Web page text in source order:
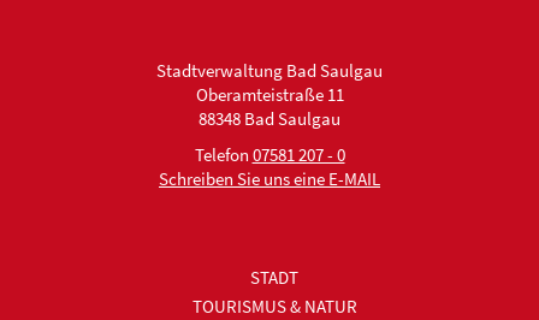
Stadtverwaltung Bad Saulgau
Oberamteistraße 11
88348 Bad Saulgau
Telefon 07581 207 - 0
Schreiben Sie uns eine E-MAIL
STADT
TOURISMUS & NATUR